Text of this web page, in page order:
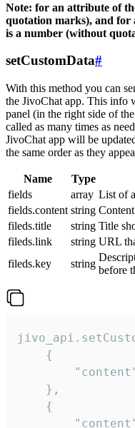
Note: for an attribute of
quotation marks), and
is a number (without
setCustomData#
With this method you can
the JivoChat app. This info
panel (in the right side of
called as many times as
JivoChat app will be
the same order as they
Name Type
fields
array List of
fields.content string
fileds.title
string Title
fileds.link
string URL
fileds.key
string
before
    {
    },
    {